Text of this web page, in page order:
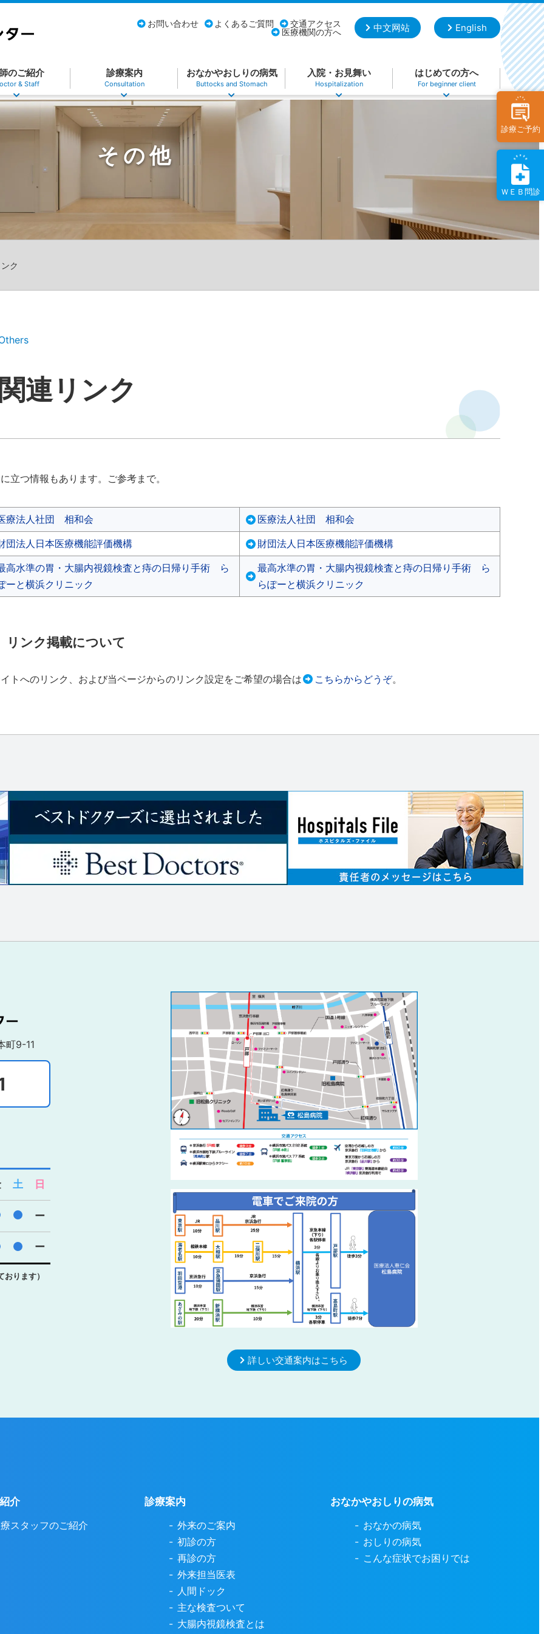
お問い合わせ よくあるご質問
交通アクセス
医療機関の方へ
中文网站 English
のご紹介
& Staff
診療案内
Consultation
おなかやおしりの病気
Buttocks and Stomach
入院・お見舞い
Hospitalization
はじめての方へ
For beginner client
その他
ク
連リンク
立つ情報もあります。ご参考まで。
医療法人社団 相和会
財団法人日本医療機能評価機構
最高水準の胃・大腸内視鏡検査と痔の日帰り手術 ら
らぽーと横浜クリニック
リンク掲載について
トへのリンク、および当ページからのリンク設定をご希望の場合は こちらからどうぞ。
診療ご予約
ＷＥＢ問診
町9-11
土 日
● ● ー
● ● ー
ります）
詳しい交通案内はこちら
介
スタッフのご紹介
診療案内
外来のご案内
初診の方
再診の方
外来担当医表
人間ドック
主な検査ついて
大腸内視鏡検査とは
おなかやおしりの病気
おなかの病気
おしりの病気
こんな症状でお困りでは